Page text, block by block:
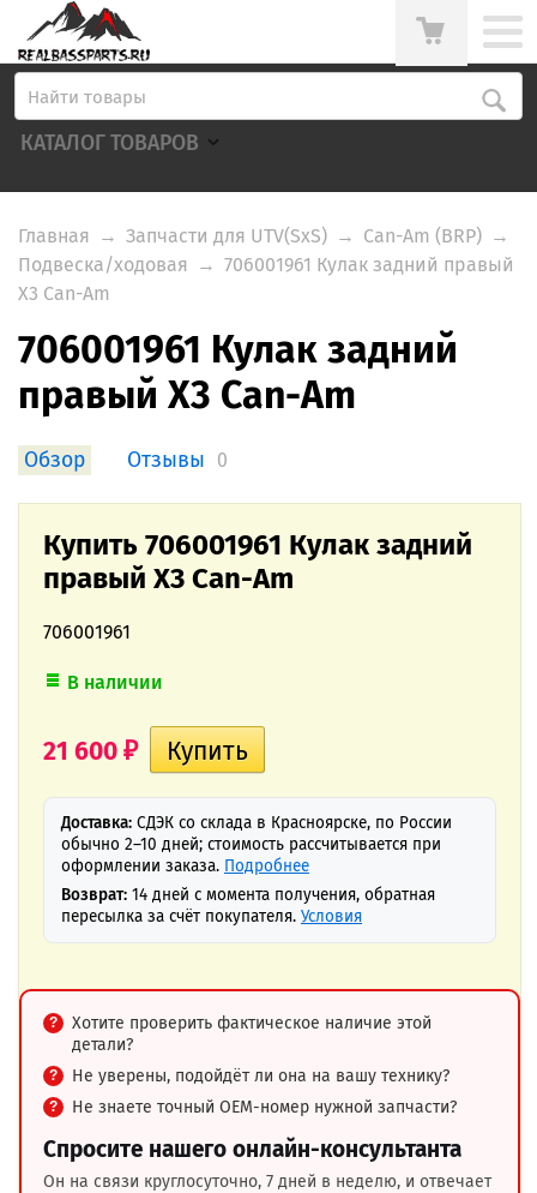
КАТАЛОГ ТОВАРОВ
Главная → Запчасти для UTV(SxS) → Can-Am (BRP) →
Подвеска/ходовая → 706001961 Кулак задний правый
X3 Can-Am
706001961 Кулак задний
правый X3 Can-Am
Обзор Отзывы 0
Купить 706001961 Кулак задний
правый X3 Can-Am
706001961
В наличии
21 600 ₽
Доставка: СДЭК со склада в Красноярске, по России
обычно 2–10 дней; стоимость рассчитывается при
оформлении заказа. Подробнее
Возврат: 14 дней с момента получения, обратная
пересылка за счёт покупателя. Условия
Хотите проверить фактическое наличие этой
детали?
Не уверены, подойдёт ли она на вашу технику?
Не знаете точный OEM-номер нужной запчасти?
Спросите нашего онлайн-консультанта
Он на связи круглосуточно, 7 дней в неделю, и отвечает